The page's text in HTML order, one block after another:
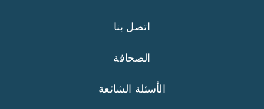
اتصل بنا
الصحافة
الأسئلة الشائعة